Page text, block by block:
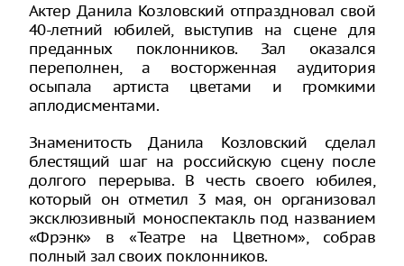
Актер Данила Козловский отпраздновал свой
40-летний юбилей, выступив на сцене для
преданных поклонников. Зал оказался
переполнен, а восторженная аудитория
осыпала артиста цветами и громкими
аплодисментами.
Знаменитость Данила Козловский сделал
блестящий шаг на российскую сцену после
долгого перерыва. В честь своего юбилея,
который он отметил 3 мая, он организовал
эксклюзивный моноспектакль под названием
«Фрэнк» в «Театре на Цветном», собрав
полный зал своих поклонников.